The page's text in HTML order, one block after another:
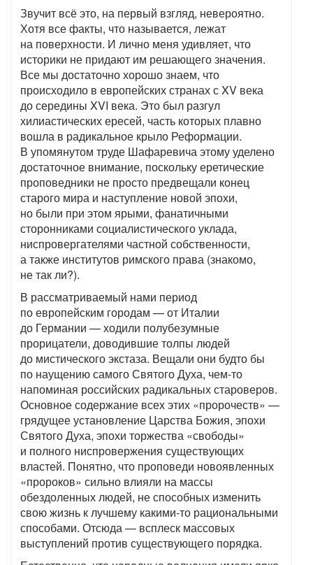
Звучит всё это, на первый взгляд, невероятно.
Хотя все факты, что называется, лежат
на поверхности. И лично меня удивляет, что
историки не придают им решающего значения.
Все мы достаточно хорошо знаем, что
происходило в европейских странах с XV века
до середины XVI века. Это был разгул
хилиастических ересей, часть которых плавно
вошла в радикальное крыло Реформации.
В упомянутом труде Шафаревича этому уделено
достаточное внимание, поскольку еретические
проповедники не просто предвещали конец
старого мира и наступление новой эпохи,
но были при этом ярыми, фанатичными
сторонниками социалистического уклада,
ниспровергателями частной собственности,
а также институтов римского права (знакомо,
не так ли?).
В рассматриваемый нами период
по европейским городам — от Италии
до Германии — ходили полубезумные
прорицатели, доводившие толпы людей
до мистического экстаза. Вещали они будто бы
по наущению самого Святого Духа, чем-то
напоминая российских радикальных староверов.
Основное содержание всех этих «пророчеств» —
грядущее установление Царства Божия, эпохи
Святого Духа, эпохи торжества «свободы»
и полного ниспровержения существующих
властей. Понятно, что проповеди новоявленных
«пророков» сильно влияли на массы
обездоленных людей, не способных изменить
свою жизнь к лучшему какими-то рациональными
способами. Отсюда — всплеск массовых
выступлений против существующего порядка.